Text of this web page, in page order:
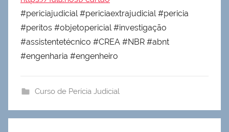
#periciajudicial #periciaextrajudicial #pericia
#peritos #objetopericial #investigação
#assistentetécnico #CREA #NBR #abnt
#engenharia #engenheiro
Curso de Perícia Judicial